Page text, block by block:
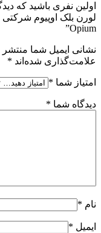
اولین نفری باشید که
Opium”
نشانی ایمیل شما منتشر
علامت‌گذاری شده‌اند *
امتیاز شما *
دیدگاه شما *
نام *
ایمیل *